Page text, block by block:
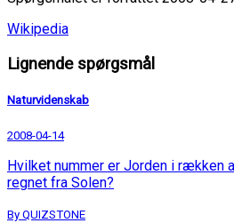
Wikipedia
Lignende spørgsmål
Naturvidenskab
2008-04-14
Hvilket nummer er Jorden i rækken
regnet fra Solen?
By QUIZSTONE